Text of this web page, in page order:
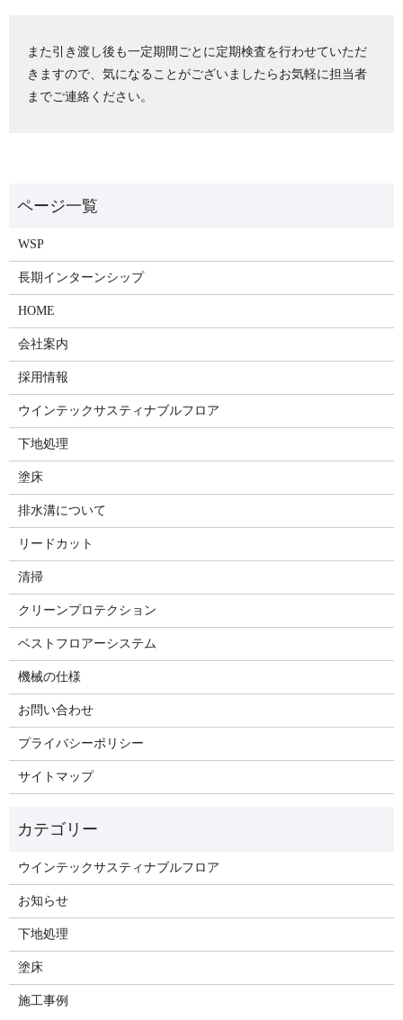
また引き渡し後も一定期間ごとに定期検査を行わせていただ
きますので、気になることがございましたらお気軽に担当者
までご連絡ください。
WSP
長期インターンシップ
HOME
会社案内
採用情報
ウインテックサスティナブルフロア
下地処理
塗床
排水溝について
リードカット
清掃
クリーンプロテクション
ベストフロアーシステム
機械の仕様
お問い合わせ
プライバシーポリシー
サイトマップ
ウインテックサスティナブルフロア
お知らせ
下地処理
塗床
施工事例